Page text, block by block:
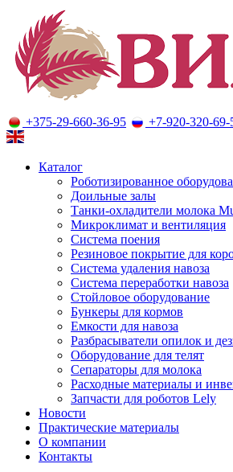
Оборудование для молочного
+375-29-660-36-95 +7-920-320-69-
Каталог
Роботизированное
Доильные залы
Танки-охладители молока
Микроклимат и вентиляция
Система поения
Резиновое покрытие для
Система удаления навоза
Система переработки навоза
Стойловое оборудование
Бункеры для кормов
Емкости для навоза
Разбрасыватели опилок и
Оборудование для телят
Сепараторы для молока
Расходные материалы и
Запчасти для роботов Lely
Новости
Практические материалы
О компании
Контакты